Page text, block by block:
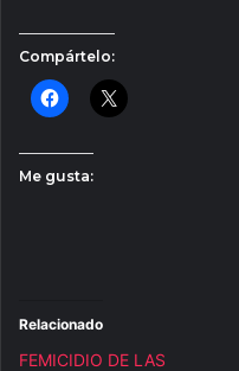
Compártelo:
Me gusta:
Relacionado
FEMICIDIO DE LAS